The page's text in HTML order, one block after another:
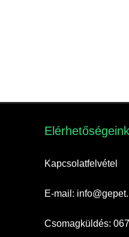
Elérhetőségeink​
Kapcsolatfelvétel
E-mail:
Csomagküldés: